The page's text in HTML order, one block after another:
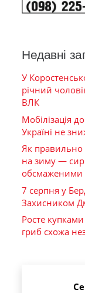
Недавні
У
річний
ВЛК
Мобілізація
Україні не
Як правильно
на зиму —
обсмаженими
7 серпня у
Захисником
Росте
гриб схожа